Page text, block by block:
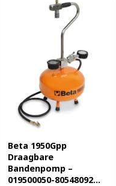
Beta 1950Gpp
Draagbare
Bandenpomp –
019500050-80548092...